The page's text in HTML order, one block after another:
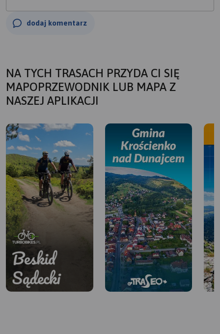
dodaj komentarz
NA TYCH TRASACH PRZYDA CI SIĘ
MAPOPRZEWODNIK LUB MAPA Z
NASZEJ APLIKACJI